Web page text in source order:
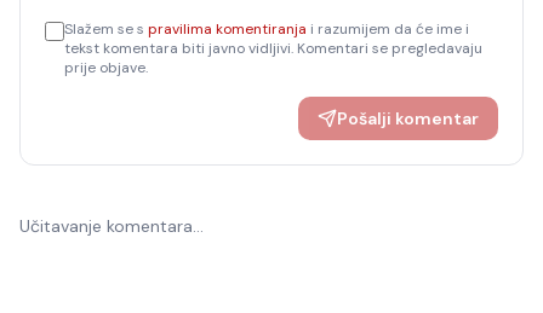
Slažem se s pravilima komentiranja i razumijem da će ime i
tekst komentara biti javno vidljivi. Komentari se pregledavaju
prije objave.
Pošalji komentar
Učitavanje komentara…